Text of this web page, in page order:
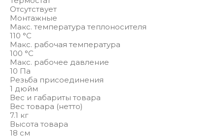
Отсутствует
Монтажные
Макс. температура теплоносителя
110 °С
Макс. рабочая температура
100 °С
Макс. рабочее давление
10 Па
Резьба присоединения
1 дюйм
Вес и габариты товара
Вес товара (нетто)
7.1 кг
Высота товара
18 см